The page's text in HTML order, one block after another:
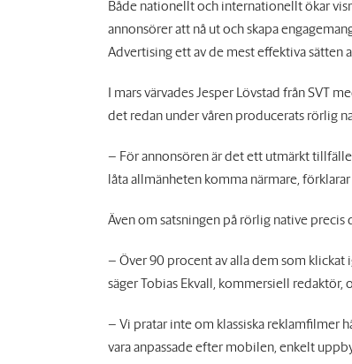
Både nationellt och internationellt ökar
annonsörer att nå ut och skapa
Advertising ett av de mest effektiva sätten
I mars värvades Jesper Lövstad från SVT
det redan under våren producerats rörlig
– För annonsören är det ett utmärkt
låta allmänheten komma närmare,
Även om satsningen på rörlig native
– Över 90 procent av alla dem som klickat
säger Tobias Ekvall, kommersiell redaktör,
– Vi pratar inte om klassiska reklamfilmer
vara anpassade efter mobilen, enkelt